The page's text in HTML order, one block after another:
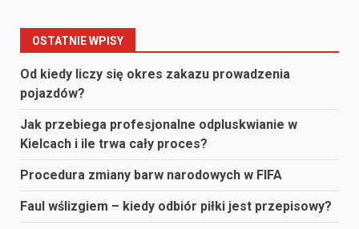
OSTATNIE WPISY
Od kiedy liczy się okres zakazu prowadzenia
pojazdów?
Jak przebiega profesjonalne odpluskwianie w
Kielcach i ile trwa cały proces?
Procedura zmiany barw narodowych w FIFA
Faul wślizgiem – kiedy odbiór piłki jest przepisowy?